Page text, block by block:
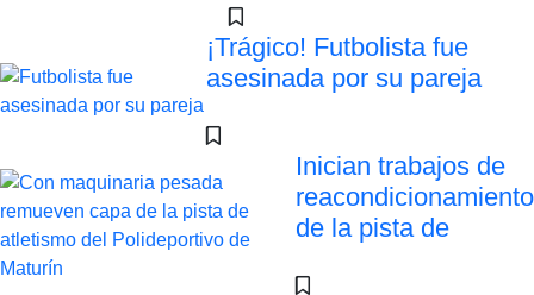
¡Trágico! Futbolista fue
asesinada por su pareja
Inician trabajos de
reacondicionamiento
de la pista de